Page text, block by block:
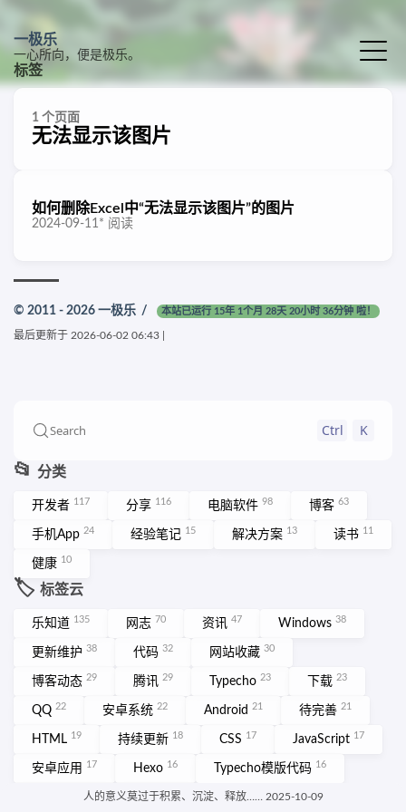
一极乐
一心所向，便是极乐。
Search Ctrl K
📂 分类
开发者 117 分享 116 电脑软件 98 博客 63
手机App 24 经验笔记 15 解决方案 13 读书 11
健康 10
🏷️ 标签云
乐知道 135 网志 70 资讯 47 Windows 38
更新维护 38 代码 32 网站收藏 30
博客动态 29 腾讯 29 Typecho 23 下载 23
QQ 22 安卓系统 22 Android 21 待完善 21
HTML 19 持续更新 18 CSS 17 JavaScript 17
安卓应用 17 Hexo 16 Typecho模版代码 16
网页设计15 More ➡️
标签
1 个页面
无法显示该图片
如何删除Excel中“无法显示该图片”的图片
2024-09-11* 阅读
© 2011 - 2026 一极乐 / 本站已运行 15年 1个月 28天 20小时 36分钟 啦！
最后更新于 2026-06-02 06:43
人的意义莫过于积累、沉淀、释放…… 2025-10-09